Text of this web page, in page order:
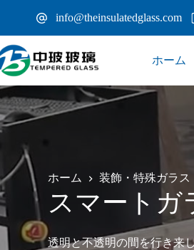
テ
ン
ツ
ス
キ
ッ
info@theinsulatedglass.com
ホーム
ホーム 装飾・特殊ガラス
スマートガ
透明と不透明の間を行き来